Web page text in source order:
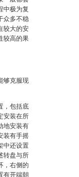
中极为复
众多不稳
较大的安
较高的果
够克服现
，包括底
安装在所
地安装有
装有手摇
中还设置
转盘与所
，右侧的
有开端朝